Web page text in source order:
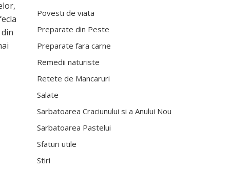
Povesti de viata
Preparate din Peste
Preparate fara carne
Remedii naturiste
Retete de Mancaruri
Salate
Sarbatoarea Craciunului si a Anului Nou
Sarbatoarea Pastelui
Sfaturi utile
Stiri